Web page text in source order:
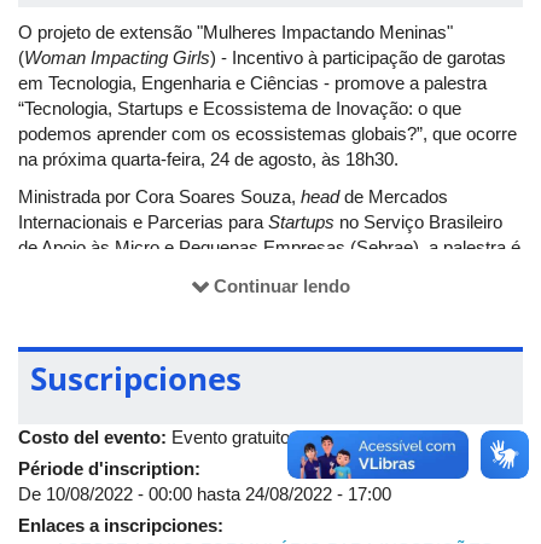
O projeto de extensão "Mulheres Impactando Meninas"
(Woman Impacting Girls) - Incentivo à participação de garotas
em Tecnologia, Engenharia e Ciências - promove a palestra
“Tecnologia, Startups e Ecossistema de Inovação: o que
podemos aprender com os ecossistemas globais?”, que ocorre
na próxima quarta-feira, 24 de agosto, às 18h30.
Ministrada por Cora Soares Souza, headde Mercados
Internacionais e Parcerias para Startups no Serviço Brasileiro
de Apoio às Micro e Pequenas Empresas (Sebrae), a palestra é
encaminhado após a inscrição.
apresenta mais esta palestra com o intuito de promover
a participação de garotas em àreas voltadas a Ciência,
pela presença masculina e possuem poucas referências para
meninas quanto à participação feminina.
Continuar lendo
Suscripciones
Costo del evento: Evento gratuito
Période d'inscription:
De 10/08/2022 - 00:00 hasta 24/08/2022 - 17:00
Enlaces a inscripciones: